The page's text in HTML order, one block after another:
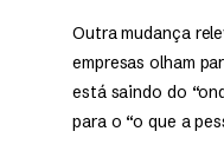
Outra mudança
empresas olham
está saindo do
para o “o que a